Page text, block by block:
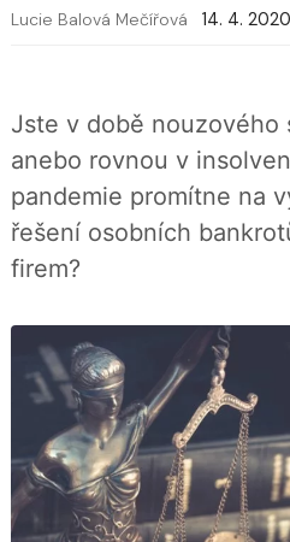
Lucie Balová Mečířová 14. 4. 2020
Jste v době nouzového
anebo rovnou v
pandemie promítne na
řešení osobních
firem?